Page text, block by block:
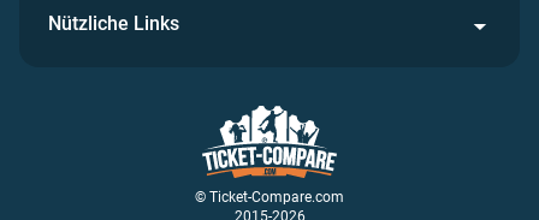
© Ticket-Compare.com
2015-2026
Nützliche Links